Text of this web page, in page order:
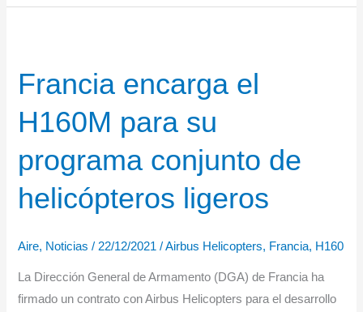
España
programa
MkIII
Francia encarga el
H160M para su
programa conjunto de
helicópteros ligeros
Aire, Noticias / 22/12/2021/Airbus Helicopters, Francia, H160
La Dirección General de Armamento (DGA) de Francia ha
firmado un contrato con Airbus Helicopters para el desarrollo